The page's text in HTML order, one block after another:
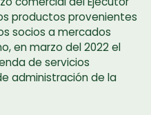
productos provenientes
socios a mercados
en marzo del 2022 el
de servicios
administración de la